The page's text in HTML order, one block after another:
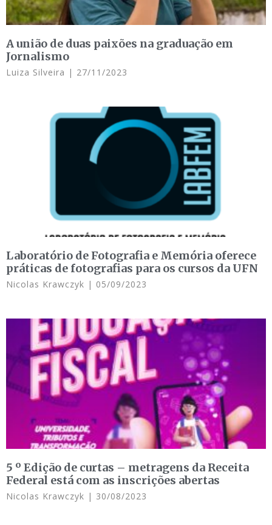
A união de duas paixões na graduação em
Jornalismo
Luiza Silveira 27/11/2023
Laboratório de Fotografia e Memória oferece
práticas de fotografias para os cursos da UFN
Nicolas Krawczyk 05/09/2023
5 º Edição de curtas – metragens da Receita
Federal está com as inscrições abertas
Nicolas Krawczyk 30/08/2023